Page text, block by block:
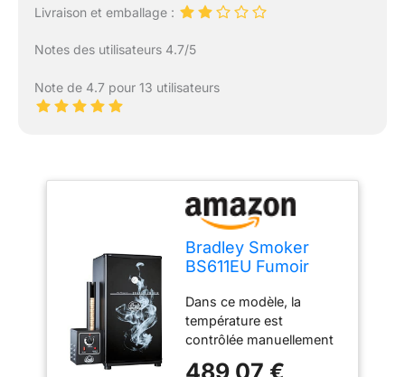
Livraison et emballage :
Notes des utilisateurs 4.7/5
Note de 4.7 pour 13 utilisateurs
Bradley Smoker
BS611EU Fumoir
Noir
Dans ce modèle, la
température est
contrôlée manuellement